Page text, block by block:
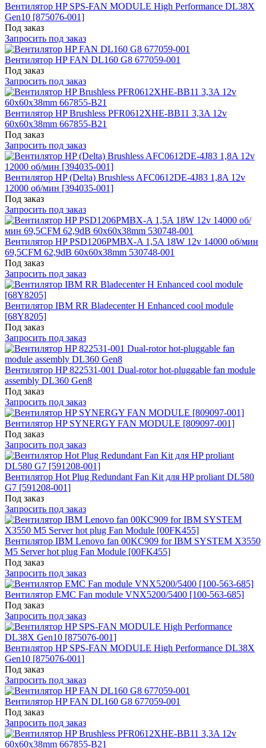
Вентилятор HP SPS-FAN MODULE High Performance DL38X
Gen10 [875076-001]
Под заказ
Запросить под заказ
Вентилятор HP FAN DL160 G8 677059-001
Под заказ
Запросить под заказ
Вентилятор HP Brushless PFR0612XHE-BB11 3,3A 12v
60x60x38mm 667855-B21
Под заказ
Запросить под заказ
Вентилятор HP (Delta) Brushless AFC0612DE-4J83 1,8A 12v
12000 об/мин [394035-001]
Под заказ
Запросить под заказ
Вентилятор HP PSD1206PMBX-A 1,5A 18W 12v 14000 об/мин
69,5CFM 62,9dB 60x60x38mm 530748-001
Под заказ
Запросить под заказ
Вентилятор IBM RR Bladecenter H Enhanced cool module
[68Y8205]
Под заказ
Запросить под заказ
Вентилятор HP 822531-001 Dual-rotor hot-pluggable fan module
assembly DL360 Gen8
Под заказ
Запросить под заказ
Вентилятор HP SYNERGY FAN MODULE [809097-001]
Под заказ
Запросить под заказ
Вентилятор Hot Plug Redundant Fan Kit для HP proliant DL580
G7 [591208-001]
Под заказ
Запросить под заказ
Вентилятор IBM Lenovo fan 00KC909 for IBM SYSTEM X3550
M5 Server hot plug Fan Module [00FK455]
Под заказ
Запросить под заказ
Вентилятор EMC Fan module VNX5200/5400 [100-563-685]
Под заказ
Запросить под заказ
Вентилятор HP SPS-FAN MODULE High Performance DL38X
Gen10 [875076-001]
Под заказ
Запросить под заказ
Вентилятор HP FAN DL160 G8 677059-001
Под заказ
Запросить под заказ